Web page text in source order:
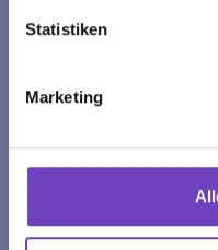
Statistiken
Marketing
erfahren Sie das
Name